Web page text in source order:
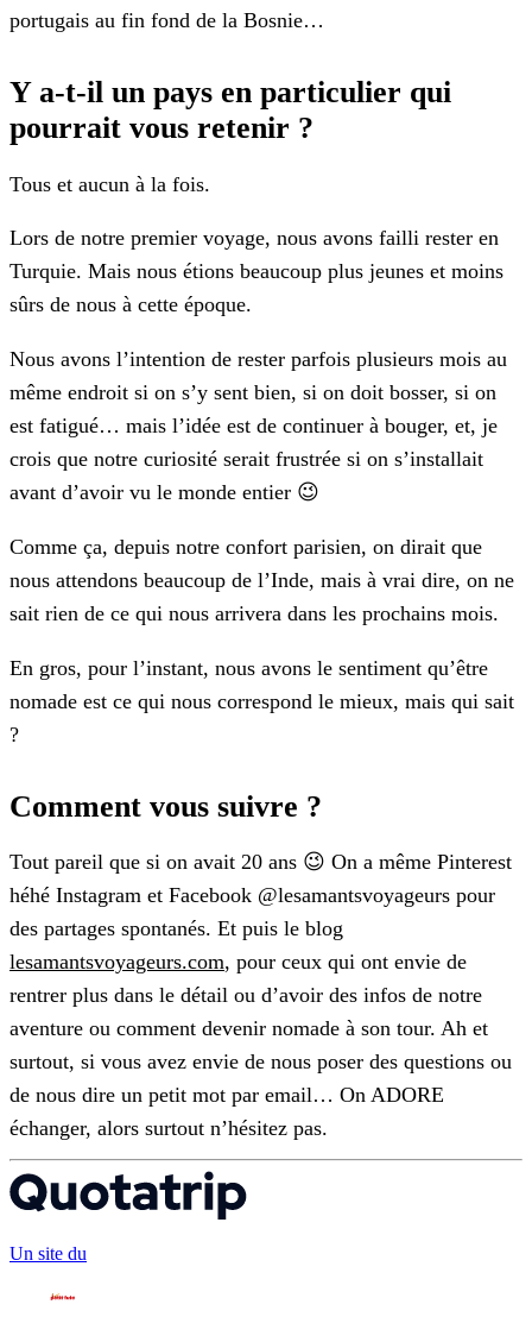
portugais au fin fond de la Bosnie…
Y a-t-il un pays en particulier qui
pourrait vous retenir ?
Tous et aucun à la fois.
Lors de notre premier voyage, nous avons failli rester en
Turquie. Mais nous étions beaucoup plus jeunes et moins
sûrs de nous à cette époque.
Nous avons l’intention de rester parfois plusieurs mois au
même endroit si on s’y sent bien, si on doit bosser, si on
est fatigué… mais l’idée est de continuer à bouger, et, je
crois que notre curiosité serait frustrée si on s’installait
avant d’avoir vu le monde entier 😉
Comme ça, depuis notre confort parisien, on dirait que
nous attendons beaucoup de l’Inde, mais à vrai dire, on ne
sait rien de ce qui nous arrivera dans les prochains mois.
En gros, pour l’instant, nous avons le sentiment qu’être
nomade est ce qui nous correspond le mieux, mais qui sait
?
Comment vous suivre ?
Tout pareil que si on avait 20 ans 😉 On a même Pinterest
héhé Instagram et Facebook @lesamantsvoyageurs pour
des partages spontanés. Et puis le blog
lesamantsvoyageurs.com, pour ceux qui ont envie de
rentrer plus dans le détail ou d’avoir des infos de notre
aventure ou comment devenir nomade à son tour. Ah et
surtout, si vous avez envie de nous poser des questions ou
de nous dire un petit mot par email… On ADORE
échanger, alors surtout n’hésitez pas.
Un site du